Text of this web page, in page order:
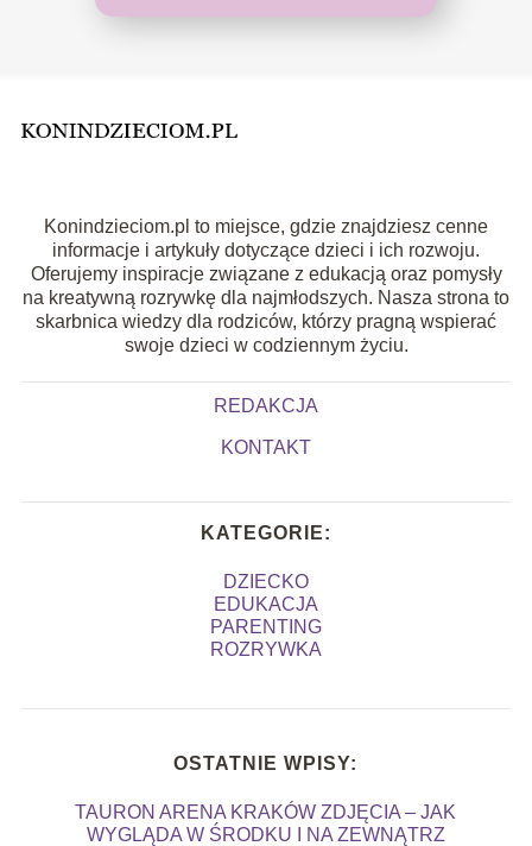
Konindzieciom.pl to miejsce, gdzie znajdziesz cenne
informacje i artykuły dotyczące dzieci i ich rozwoju.
Oferujemy inspiracje związane z edukacją oraz pomysły
na kreatywną rozrywkę dla najmłodszych. Nasza strona to
skarbnica wiedzy dla rodziców, którzy pragną wspierać
swoje dzieci w codziennym życiu.
REDAKCJA
KONTAKT
KATEGORIE:
DZIECKO
EDUKACJA
PARENTING
ROZRYWKA
OSTATNIE WPISY:
TAURON ARENA KRAKÓW ZDJĘCIA – JAK
WYGLĄDA W ŚRODKU I NA ZEWNĄTRZ